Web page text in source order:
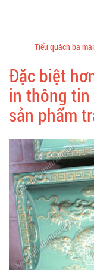
Tiểu quách ba
Đặc biệt
in thông
sản phẩm